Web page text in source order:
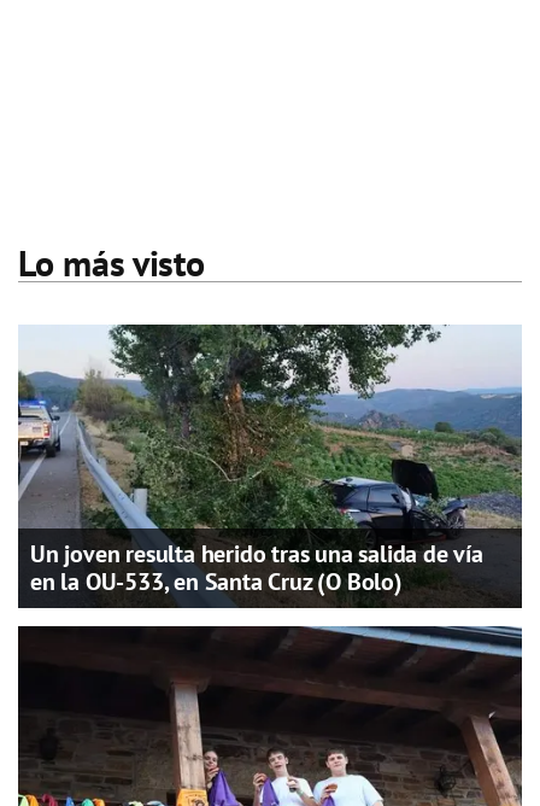
Lo más visto
Un joven resulta herido tras una salida de vía
en la OU-533, en Santa Cruz (O Bolo)